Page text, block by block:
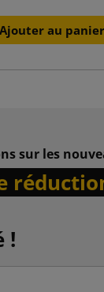
Ajouter au panier
sur les
!